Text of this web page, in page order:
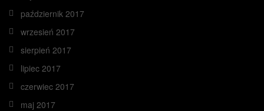
październik 2017
wrzesień 2017
sierpień 2017
lipiec 2017
czerwiec 2017
maj 2017